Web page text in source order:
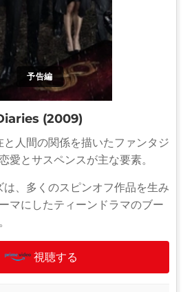
予告編
(2009)
と人間の関係を描いたファンタジ
愛とサスペンスが主な要素。
は、多くのスピンオフ作品を生み
マにしたティーンドラマのブー
視聴する